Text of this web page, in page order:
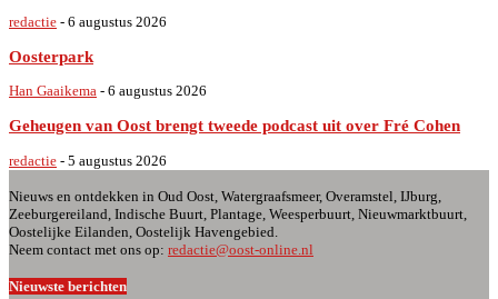
redactie - 6 augustus 2026
Oosterpark
Han Gaaikema - 6 augustus 2026
Geheugen van Oost brengt tweede podcast uit over Fré Cohen
redactie - 5 augustus 2026
Nieuws en ontdekken in Oud Oost, Watergraafsmeer, Overamstel, IJburg,
Zeeburgereiland, Indische Buurt, Plantage, Weesperbuurt, Nieuwmarktbuurt,
Oostelijke Eilanden, Oostelijk Havengebied.
Neem contact met ons op: redactie@oost-online.nl
Nieuwste berichten